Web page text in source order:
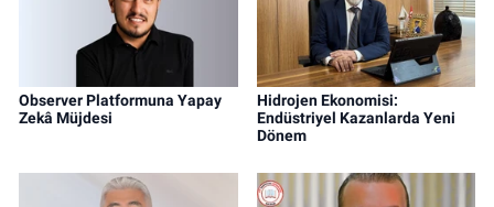
Observer Platformuna Yapay
Zekâ Müjdesi
Hidrojen Ekonomisi:
Endüstriyel Kazanlarda Yeni
Dönem